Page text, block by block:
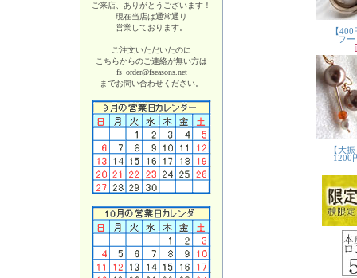
ご来店、ありがとうございます！
現在当店は通常通り
営業しております。
ご注文いただいたのに
こちらからのご連絡が無い方は
fs_order@fseasons.net
までお問い合わせください。